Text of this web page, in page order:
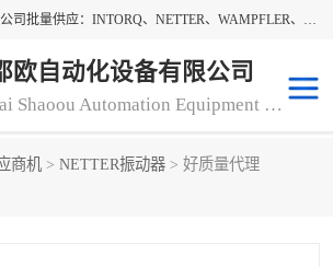
上海邵欧自动化设备有限公司批量供应：INTORQ、NETTER、WAMPFLER、WARNER、WICHITA、三菱离合器、warner离合器、NETTER振动器、WAMPFLER滑触线。上海邵欧自动化设备有限公司提供创新技术与产品解决方案，让客户享有高性价比，优质的产品和服务，我们坚持以持续技术和服务创新为客户不断创造价值。欢迎来电咨询！
欧自动化设备有限公司
Shanghai Shaoou Automation Equipment Co., Ltd
商机 > NETTER振动器 > 好质量代理